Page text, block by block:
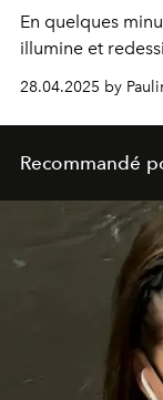
En quelques
illumine et
28.04.2025 by
Recommandé